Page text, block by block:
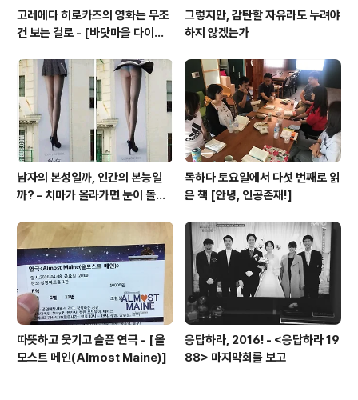
고레에다 히로카즈의 영화는 무조
건 보는 걸로 - [바닷마을 다이어
그렇지만, 감탄할 자유라도 누려야
하지 않겠는가
남자의 본성일까, 인간의 본능일
까? – 치마가 올라가면 눈이 돌아
독하다 토요일에서 다섯 번째로 읽
은 책 [안녕, 인공존재!]
따뜻하고 웃기고 슬픈 연극 - [올
모스트 메인(Almost Maine)]
응답하라, 2016! - <응답하라 19
88> 마지막회를 보고